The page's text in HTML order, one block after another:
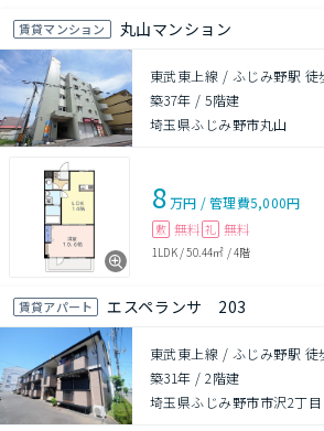
賃貸マンション 丸山マンション
東武東上線 / ふじみ野駅 徒
築37年 /5階建
埼玉県ふじみ野市丸山
8万円 /管理費5,000円
敷 無料 礼 無料
1LDK/50.44㎡ /4階
賃貸アパート エスペランサ 203
東武東上線 / ふじみ野駅 徒
築31年 /2階建
埼玉県ふじみ野市市沢2丁目